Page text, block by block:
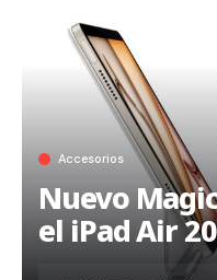
Accesorios
Nuevo
el iPad Air